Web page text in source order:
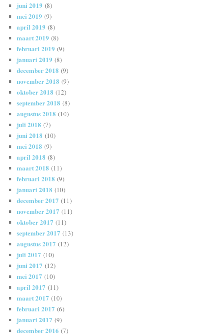
juni 2019 (8)
mei 2019 (9)
april 2019 (8)
maart 2019 (8)
februari 2019 (9)
januari 2019 (8)
december 2018 (9)
november 2018 (9)
oktober 2018 (12)
september 2018 (8)
augustus 2018 (10)
juli 2018 (7)
juni 2018 (10)
mei 2018 (9)
april 2018 (8)
maart 2018 (11)
februari 2018 (9)
januari 2018 (10)
december 2017 (11)
november 2017 (11)
oktober 2017 (11)
september 2017 (13)
augustus 2017 (12)
juli 2017 (10)
juni 2017 (12)
mei 2017 (10)
april 2017 (11)
maart 2017 (10)
februari 2017 (6)
januari 2017 (9)
december 2016 (7)